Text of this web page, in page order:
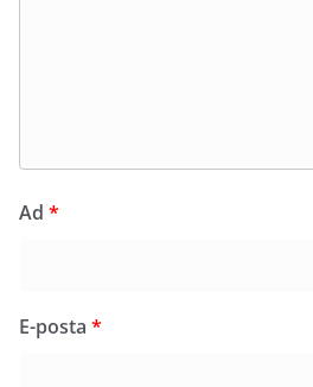
Ad *
E-posta *